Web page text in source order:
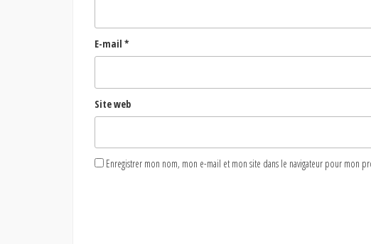
E-mail *
Site web
Enregistrer mon nom, mon e-mail et mon site dans le navigateur pour mon